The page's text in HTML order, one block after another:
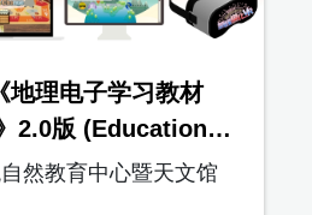
地理电子学习教材
2.0版 (Education
Change)
然教育中心暨天文馆